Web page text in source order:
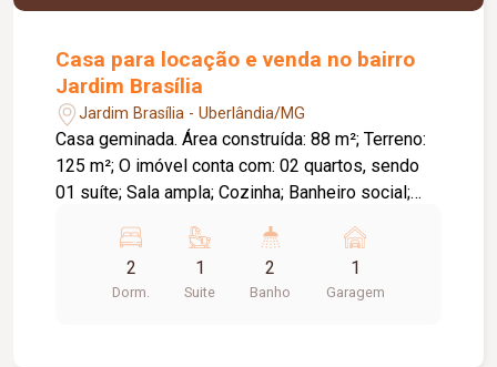
Casa para locação e venda no bairro
Jardim Brasília
Jardim Brasília - Uberlândia/MG
Casa geminada. Área construída: 88 m²; Terreno:
125 m²; O imóvel conta com: 02 quartos, sendo
01 suíte; Sala ampla; Cozinha; Banheiro social;
janelas em blindex, proporcionando excelente
iluminação natural; Cerca de concertina para maior
segurança.
2
Dorm.
1
Suite
2
Banho
1
Garagem